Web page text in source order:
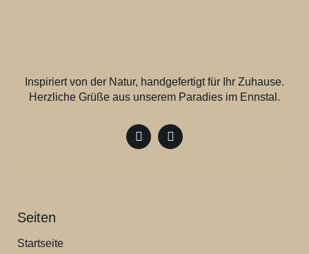
Inspiriert von der Natur, handgefertigt für Ihr Zuhause.
Herzliche Grüße aus unserem Paradies im Ennstal.
Seiten
Startseite